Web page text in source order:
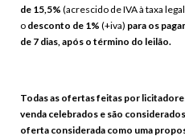
de 15,5% (acrescido de IVA à taxa
o desconto de 1% (+iva) para os
de 7 dias, após o término do leilão.
Todas as ofertas feitas por
venda celebrados e são
oferta considerada como uma